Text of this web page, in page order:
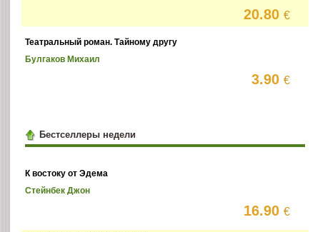
20.80€
Театральный роман. Тайному другу
Булгаков Михаил
3.90€
Бестселлеры недели
К востоку от Эдема
Стейнбек Джон
16.90€